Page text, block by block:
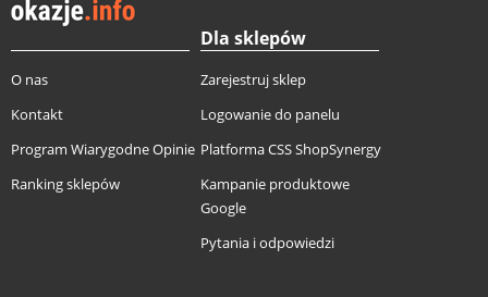
O nas
Kontakt
Program Wiarygodne Opinie
Ranking sklepów
Dla sklepów
Zarejestruj sklep
Logowanie do panelu
Platforma CSS ShopSynergy
Kampanie produktowe
Google
Pytania i odpowiedzi